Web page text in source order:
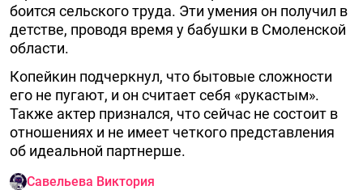
боится сельского труда. Эти умения он получил в
детстве, проводя время у бабушки в Смоленской
области.
Копейкин подчеркнул, что бытовые сложности
его не пугают, и он считает себя «рукастым».
Также актер признался, что сейчас не состоит в
отношениях и не имеет четкого представления
об идеальной партнерше.
Савельева Виктория